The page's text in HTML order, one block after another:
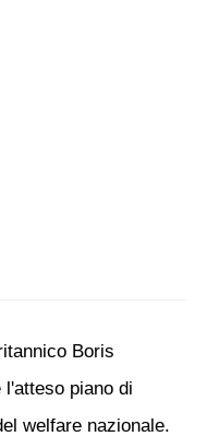
Boris
l'atteso piano di
welfare nazionale.